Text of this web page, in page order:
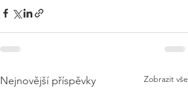
Nejnovější příspěvky Zobrazit vše